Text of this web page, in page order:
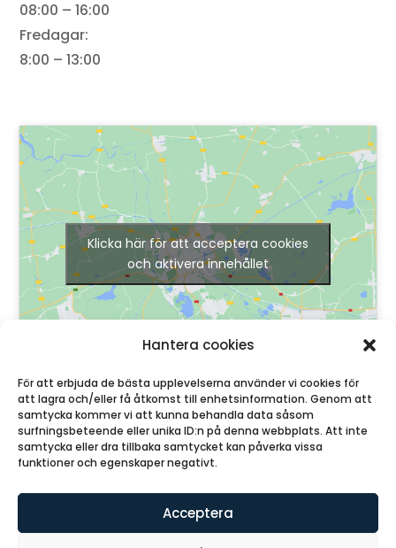
Hantera cookies
För att erbjuda de bästa upplevelserna använder vi cookies för
att lagra och/eller få åtkomst till enhetsinformation. Genom att
samtycka kommer vi att kunna behandla data såsom
surfningsbeteende eller unika ID:n på denna webbplats. Att inte
samtycka eller dra tillbaka samtycket kan påverka vissa
funktioner och egenskaper negativt.
Acceptera
08:00 – 16:00
Fredagar:
8:00 – 13:00
Klicka här för att acceptera cookies
och aktivera innehållet
2026